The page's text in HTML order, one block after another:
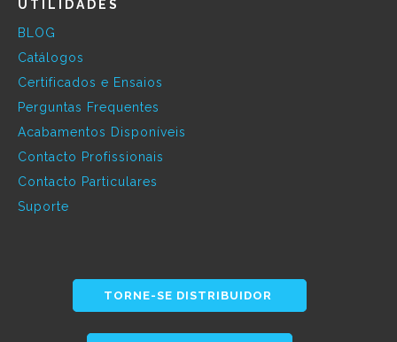
UTILIDADES
BLOG
Catálogos
Certificados e Ensaios
Perguntas Frequentes
Acabamentos Disponíveis
Contacto Profissionais
Contacto Particulares
Suporte
TORNE-SE DISTRIBUIDOR